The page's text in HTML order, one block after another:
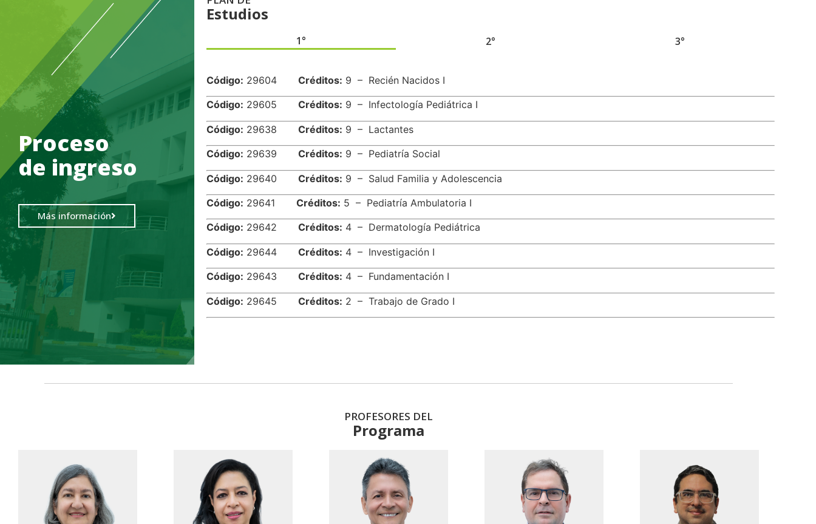
Proceso
de ingreso
Más información
Estudios
1° 2° 3°
Código: 29604 Créditos: 9 – Recién Nacidos I
Código: 29605 Créditos: 9 – Infectología Pediátrica I
Código: 29638 Créditos: 9 – Lactantes
Código: 29639 Créditos: 9 – Pediatría Social
Código: 29640 Créditos: 9 – Salud Familia y Adolescencia
Código: 29641 Créditos: 5 – Pediatría Ambulatoria I
Código: 29642 Créditos: 4 – Dermatología Pediátrica
Código: 29644 Créditos: 4 – Investigación I
Código: 29643 Créditos: 4 – Fundamentación I
Código: 29645 Créditos: 2 – Trabajo de Grado I
PROFESORES DEL
Programa